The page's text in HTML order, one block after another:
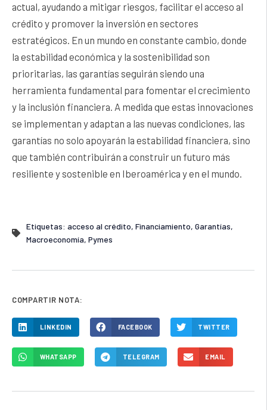
actual, ayudando a mitigar riesgos, facilitar el acceso al
crédito y promover la inversión en sectores
estratégicos. En un mundo en constante cambio, donde
la estabilidad económica y la sostenibilidad son
prioritarias, las garantías seguirán siendo una
herramienta fundamental para fomentar el crecimiento
y la inclusión financiera. A medida que estas innovaciones
se implementan y adaptan a las nuevas condiciones, las
garantías no solo apoyarán la estabilidad financiera, sino
que también contribuirán a construir un futuro más
resiliente y sostenible en Iberoamérica y en el mundo.
Etiquetas: acceso al crédito, Financiamiento, Garantías,
Macroeconomía, Pymes
COMPARTIR NOTA:
LINKEDIN FACEBOOK TWITTER
WHATSAPP TELEGRAM EMAIL